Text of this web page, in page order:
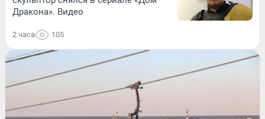
Дракона». Видео
2 часа 105